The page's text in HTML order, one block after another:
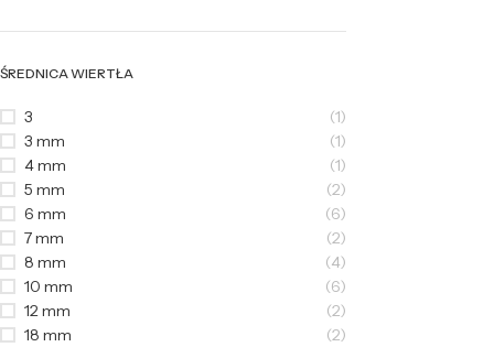
ŚREDNICA WIERTŁA
3
(1)
3 mm
(1)
4 mm
(1)
5 mm
(2)
6 mm
(6)
7 mm
(2)
8 mm
(4)
10 mm
(6)
12 mm
(2)
18 mm
(2)